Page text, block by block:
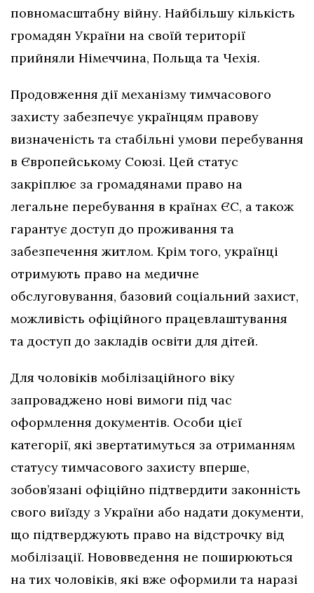
повномасштабну війну. Найбільшу кількість
громадян України на своїй території
прийняли Німеччина, Польща та Чехія.
Продовження дії механізму тимчасового
захисту забезпечує українцям правову
визначеність та стабільні умови перебування
в Європейському Союзі. Цей статус
закріплює за громадянами право на
легальне перебування в країнах ЄС, а також
гарантує доступ до проживання та
забезпечення житлом. Крім того, українці
отримують право на медичне
обслуговування, базовий соціальний захист,
можливість офіційного працевлаштування
та доступ до закладів освіти для дітей.
Для чоловіків мобілізаційного віку
запроваджено нові вимоги під час
оформлення документів. Особи цієї
категорії, які звертатимуться за отриманням
статусу тимчасового захисту вперше,
зобов’язані офіційно підтвердити законність
свого виїзду з України або надати документи,
що підтверджують право на відстрочку від
мобілізації. Нововведення не поширюються
на тих чоловіків, які вже оформили та наразі